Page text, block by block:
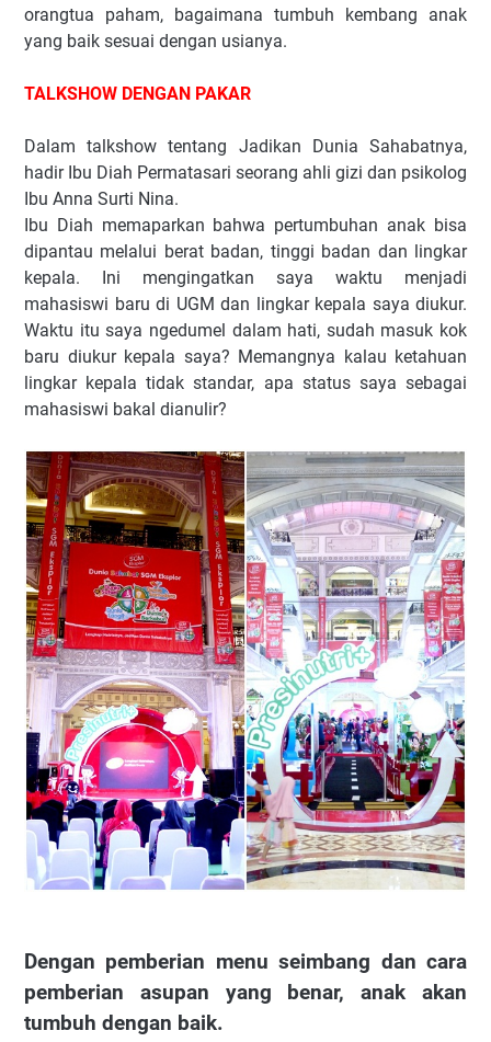
orangtua paham, bagaimana tumbuh kembang anak
yang baik sesuai dengan usianya.
TALKSHOW DENGAN PAKAR
Dalam talkshow tentang Jadikan Dunia Sahabatnya,
hadir Ibu Diah Permatasari seorang ahli gizi dan psikolog
Ibu Anna Surti Nina.
Ibu Diah memaparkan bahwa pertumbuhan anak bisa
dipantau melalui berat badan, tinggi badan dan lingkar
kepala. Ini mengingatkan saya waktu menjadi
mahasiswi baru di UGM dan lingkar kepala saya diukur.
Waktu itu saya ngedumel dalam hati, sudah masuk kok
baru diukur kepala saya? Memangnya kalau ketahuan
lingkar kepala tidak standar, apa status saya sebagai
mahasiswi bakal dianulir?
Dengan pemberian menu seimbang dan cara
pemberian asupan yang benar, anak akan
tumbuh dengan baik.